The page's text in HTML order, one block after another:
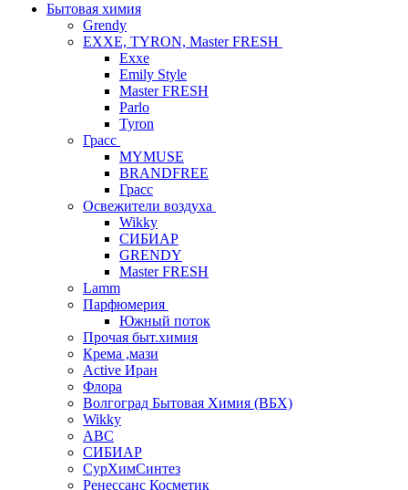
Бытовая химия
Grendy
EXXE, TYRON, Master FRESH
Exxe
Emily Style
Master FRESH
Parlo
Tyron
Грасс
MYMUSE
BRANDFREE
Грасс
Освежители воздуха
Wikky
СИБИАР
GRENDY
Master FRESH
Lamm
Парфюмерия
Южный поток
Прочая быт.химия
Крема ,мази
Аctive Иран
Флора
Волгоград Бытовая Химия (ВБХ)
Wikky
АВС
СИБИАР
СурХимСинтез
Ренессанс Косметик